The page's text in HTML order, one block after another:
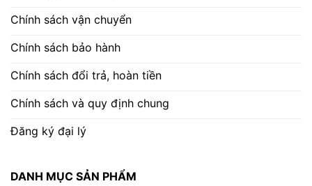
Chính sách vận chuyển
Chính sách bảo hành
Chính sách đổi trả, hoàn tiền
Chính sách và quy định chung
Đăng ký đại lý
DANH MỤC SẢN PHẨM